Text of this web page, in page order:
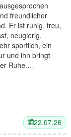
freundlicher
Er ist ruhig, treu,
neugierig,
sportlich, ein
und ihn bringt
Ruhe.…
22.07.26